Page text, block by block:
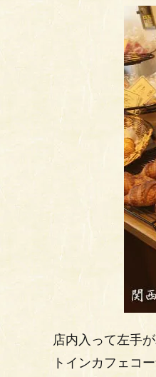
店内入って左手
トインカフェコ